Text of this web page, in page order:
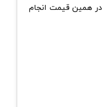
بازار میشه و معامله شما در همین قیمت انجام